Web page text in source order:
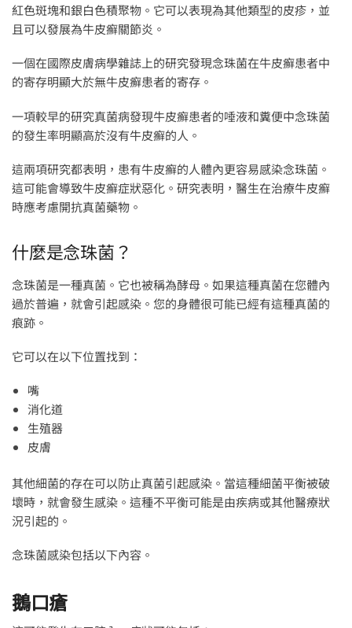
紅色斑塊和銀白色積聚物。它可以表現為其他類型的皮疹，並
且可以發展為牛皮癬關節炎。
一個在國際皮膚病學雜誌上的研究發現念珠菌在牛皮癬患者中
的寄存明顯大於無牛皮癬患者的寄存。
一項較早的研究真菌病發現牛皮癬患者的唾液和糞便中念珠菌
的發生率明顯高於沒有牛皮癬的人。
這兩項研究都表明，患有牛皮癬的人體內更容易感染念珠菌。
這可能會導致牛皮癬症狀惡化。研究表明，醫生在治療牛皮癬
時應考慮開抗真菌藥物。
什麼是念珠菌？
念珠菌是一種真菌。它也被稱為酵母。如果這種真菌在您體內
過於普遍，就會引起感染。您的身體很可能已經有這種真菌的
痕跡。
它可以在以下位置找到：
嘴
消化道
生殖器
皮膚
其他細菌的存在可以防止真菌引起感染。當這種細菌平衡被破
壞時，就會發生感染。這種不平衡可能是由疾病或其他醫療狀
況引起的。
念珠菌感染包括以下內容。
鵝口瘡